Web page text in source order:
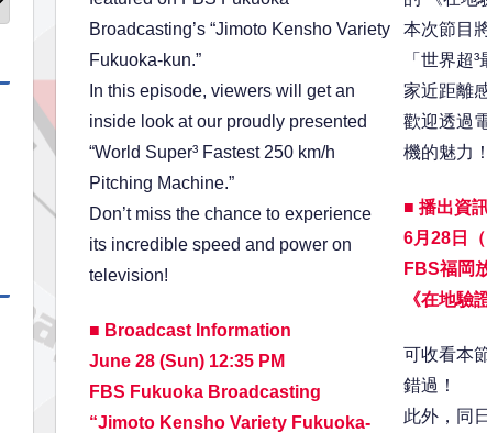
Broadcasting’s “Jimoto Kensho Variety
Fukuoka-kun.”
In this episode, viewers will get an
inside look at our proudly presented
“World Super³ Fastest 250 km/h
Pitching Machine.”
Don’t miss the chance to experience
its incredible speed and power on
television!
■ Broadcast Information
June 28 (Sun) 12:35 PM
FBS Fukuoka Broadcasting
“Jimoto Kensho Variety Fukuoka-
本次節目
「世界超
家近距離
歡迎透過
機的魅力！
■ 播出資
6月28日
FBS福岡
《在地驗
可收看本
錯過！
此外，同